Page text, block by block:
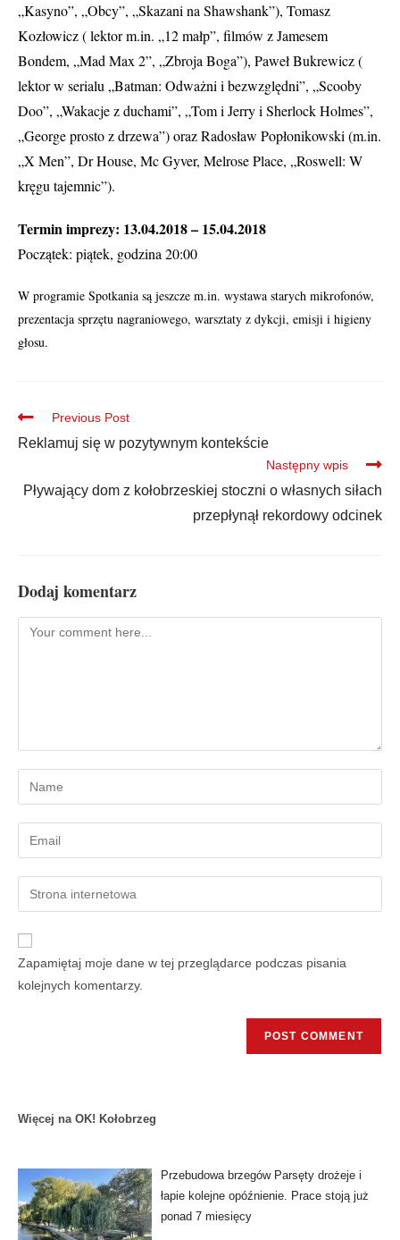
„Kasyno”, „Obcy”, „Skazani na Shawshank”), Tomasz
Kozłowicz ( lektor m.in. „12 małp”, filmów z Jamesem
Bondem, „Mad Max 2”, „Zbroja Boga”), Paweł Bukrewicz (
lektor w serialu „Batman: Odważni i bezwzględni”, „Scooby
Doo”, „Wakacje z duchami”, „Tom i Jerry i Sherlock Holmes”,
„George prosto z drzewa”) orazRadosław Popłonikowski (m.in.
„X Men”, Dr House, Mc Gyver, Melrose Place, „Roswell: W
kręgu tajemnic”).
Termin imprezy: 13.04.2018 – 15.04.2018
Początek: piątek, godzina 20:00
W programie Spotkania są jeszcze m.in. wystawa starych mikrofonów,
prezentacja sprzętu nagraniowego, warsztaty z dykcji, emisji i higieny
głosu.
Previous Post
Reklamuj się w pozytywnym kontekście
Następny wpis
Pływający dom z kołobrzeskiej stoczni o własnych siłach
przepłynął rekordowy odcinek
Dodaj komentarz
Zapamiętaj moje dane w tej przeglądarce podczas pisania
kolejnych komentarzy.
Więcej na OK! Kołobrzeg
Przebudowa brzegów Parsęty drożeje i
łapie kolejne opóźnienie. Prace stoją już
ponad 7 miesięcy